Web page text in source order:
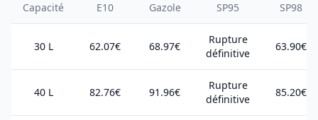
Capacité E10 Gazole SP95 SP98
30 L 62.07€ 68.97€
Rupture
définitive
63.90€
40 L 82.76€ 91.96€
Rupture
définitive
85.20€